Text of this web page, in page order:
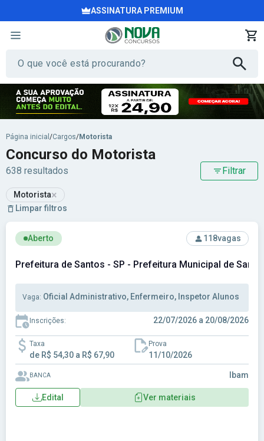
ASSINATURA PREMIUM
Página inicial /Cargos/Motorista
Concurso do Motorista
638 resultados Filtrar
Motorista×
Limpar filtros
Ver concurso: Prefeitura de Santos - SP - Prefeitura
Aberto 118vagas
Prefeitura de Santos - SP - Prefeitura Municipal de
Vaga: Oficial Administrativo, Enfermeiro, Inspetor Alunos
Inscrições: 22/07/2026 a 20/08/2026
Taxa
de R$ 54,30 a R$ 67,90
Prova
11/10/2026
BANCA Ibam
Edital Ver materiais